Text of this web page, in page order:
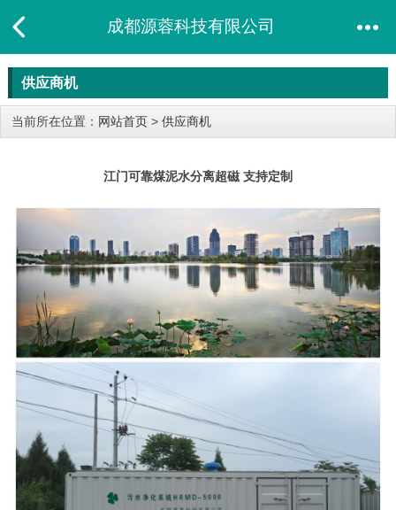
成都源蓉科技有限公司
供应商机
当前所在位置： 网站首页 > 供应商机
江门可靠煤泥水分离超磁 支持定制